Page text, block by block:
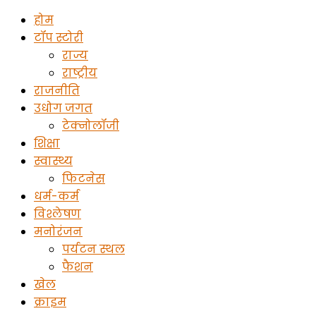
होम
टॉप स्टोरी
राज्य
राष्ट्रीय
राजनीति
उधोग जगत
टेक्नोलॉजी
शिक्षा
स्वास्थ्य
फिटनेस
धर्म-कर्म
विश्लेषण
मनोरंजन
पर्यटन स्थल
फैशन
खेल
क्राइम